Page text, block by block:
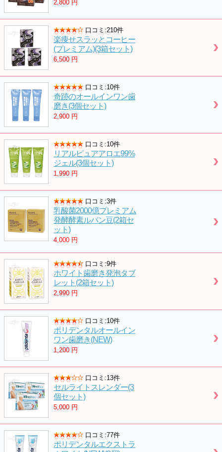
2,800 円
口コミ:210件
楽痩せスラッとコーヒー
(プレミアム)(3箱セット)
6,500 円
口コミ:10件
奇跡のオールインワン歯
磨き(3個セット)
2,900 円
口コミ:10件
リアルピュアアロエ99%
ジェル(3個セット)
1,990 円
口コミ:3件
乳酸菌2000億プレミアム
発酵酵素ルパン豆(2箱セ
ット)
4,000 円
口コミ:9件
ホワイト歯磨き発泡タブ
レット(2箱セット)
2,990 円
口コミ:10件
ポリデンタルオールイン
ワン歯磨き(NEW)
1,200 円
口コミ:13件
セルライトスレンダー(3
個セット)
5,000 円
口コミ:77件
ポリデンタルエクストラ